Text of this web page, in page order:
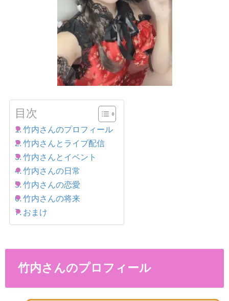
目次
竹内さんのプロフィール
竹内さんとライブ配信
竹内さんとイベント
竹内さんの日常
竹内さんの恋愛
竹内さんの将来
おまけ
竹内さんのプロフィール